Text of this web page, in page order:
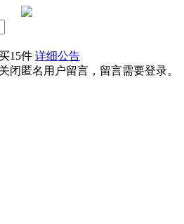
15件 详细公告
闭匿名用户留言，留言需要登录。